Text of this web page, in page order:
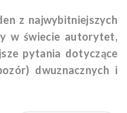
z najwybitniejszych
w świecie autorytet,
pytania dotyczące
dwuznacznych i